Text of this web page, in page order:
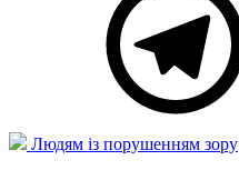
Людям із порушенням зору